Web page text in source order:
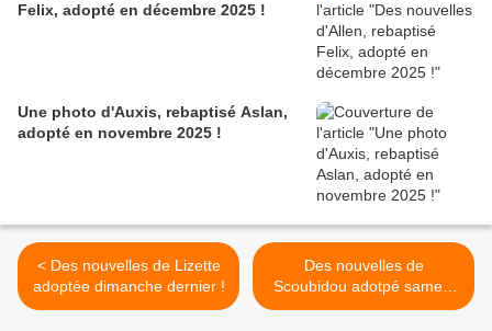
Felix, adopté en décembre 2025 !
Une photo d'Auxis, rebaptisé Aslan,
adopté en novembre 2025 !
< Des nouvelles de Lizette
adoptée dimanche dernier !
Des nouvelles de
Scoubidou adotpé samedi
dernier ! >